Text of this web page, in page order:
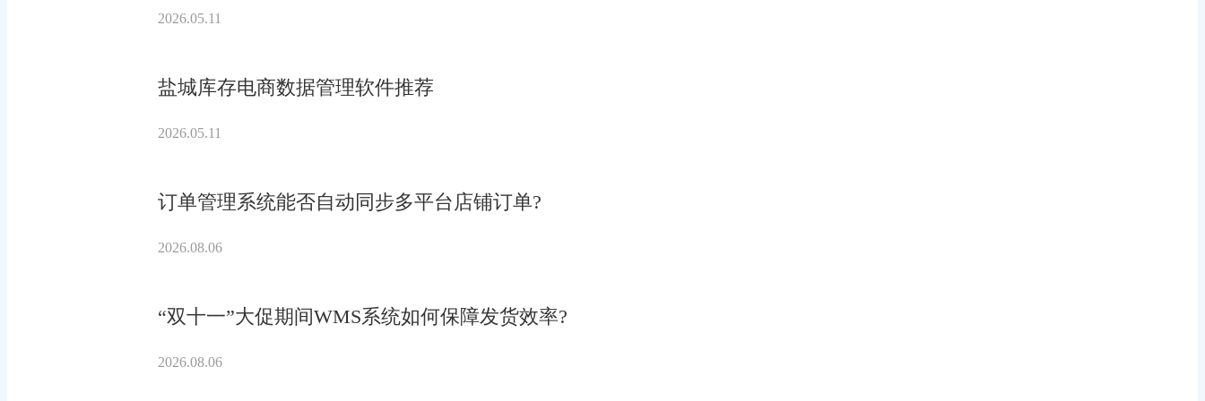
2026.05.11
盐城库存电商数据管理软件推荐
2026.05.11
订单管理系统能否自动同步多平台店铺订单?
2026.08.06
“双十一”大促期间WMS系统如何保障发货效率?
2026.08.06